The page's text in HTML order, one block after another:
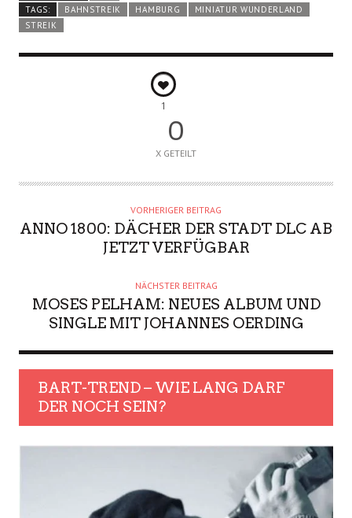
TAGS:
BAHNSTREIK HAMBURG
MINIATUR WUNDERLAND
STREIK
1
0
X GETEILT
VORHERIGER BEITRAG
ANNO 1800: DÄCHER DER STADT DLC AB
JETZT VERFÜGBAR
NÄCHSTER BEITRAG
MOSES PELHAM: NEUES ALBUM UND
SINGLE MIT JOHANNES OERDING
BART-TREND – WIE LANG DARF
DER NOCH SEIN?